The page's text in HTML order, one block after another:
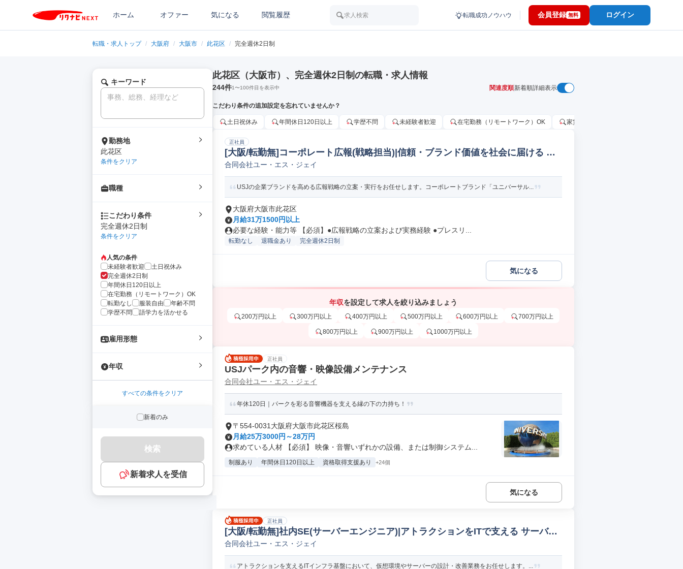
ホーム オファー 気になる 閲覧履歴 求人検索 転職成功ノウハウ 会員登録 無料 ログイン
転職・求人トップ / 大阪府 / 大阪市 / 此花区 / 完全週休2日制
キーワード
勤務地
此花区
条件をクリア
職種
こだわり条件
完全週休2日制
条件をクリア
人気の条件
未経験者歓迎
土日祝休み
完全週休2日制
年間休日120日以上
在宅勤務（リモートワーク）OK
転勤なし
服装自由
年齢不問
学歴不問
語学力を活かせる
雇用形態
年収
すべての条件をクリア
新着のみ
検索
新着求人を受信
此花区（大阪市）、完全週休2日制の転職・求人情報
244件1〜100件目を表示中 関連度順新着順詳細表示
こだわり条件の追加設定を忘れていませんか？
土日祝休み 年間休日120日以上 学歴不問 未経験者歓迎 在宅勤務（リモートワーク）OK 家賃補助・住宅手当あり
正社員
[大阪/転勤無]コーポレート広報(戦略担当)|信頼・ブランド価値を社会に届ける 広
報/PR
合同会社ユー・エス・ジェイ
USJの企業ブランドを高める広報戦略の立案・実行をお任せします。コーポレートブランド「ユニバーサル...
大阪府大阪市此花区
月給31万1500円以上
必要な経験・能力等 【必須】●広報戦略の立案および実務経験 ●プレスリ...
転勤なし 退職金あり 完全週休2日制
気になる
年収を設定して求人を絞り込みましょう
200万円以上 300万円以上 400万円以上 500万円以上 600万円以上 700万円以上
800万円以上 900万円以上 1000万円以上
正社員
USJパーク内の音響・映像設備メンテナンス
合同会社ユー・エス・ジェイ
年休120日｜パークを彩る音響機器を支える縁の下の力持ち！
〒554-0031大阪府大阪市此花区桜島
月給25万3000円～28万円
求めている人材 【必須】 映像・音響いずれかの設備、または制御システム...
制服あり 年間休日120日以上 資格取得支援あり +24個
気になる
正社員
[大阪/転勤無]社内SE(サーバーエンジニア)|アトラクションをITで支える サーバー
サイドエンジニア
合同会社ユー・エス・ジェイ
アトラクションを支えるITインフラ基盤において、仮想環境やサーバーの設計・改善業務をお任せします。...